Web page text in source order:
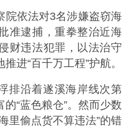
院依法对3名涉嫌盗窃海
准逮捕，重拳整治近海
财违法犯罪，以法治守
进“百千万工程”护航。
排沿着遂溪海岸线次第
“蓝色粮仓”。然而少数
里偷点货不算违法”的错